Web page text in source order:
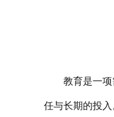
教育是一
任与长期的投